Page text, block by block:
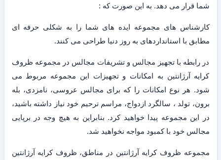
شما قرار می دهد. به این صورت که :
کارشناس های مجموعه ایده های شما را به شکلی حرفه ای
مطابق با استانداردهای به روز دنیا طراحی می کنند.
در رابطه با تجهیز مجالس و تشریفات مجالس در مجموعه ظروف
کرایه آرژانتین به امکانات و تجهیزات این مجموعه مربوط می
شود. هر نوع امکانات را که برای مجالس عروسی، نامزدی، بله
برون، تولد ، سالگرد ازدواج، مراسم ترحیم خود نیاز داشته باشید،
در این مجموعه پیدا خواهید کرد. بنابراین به هیچ وجه در برپایی
مجالس خود با کمبود مواجه نخواهید شد.
مجموعه ظروف کرایه آرژانتین در مناطق، ظروف کرایه آرژانتین